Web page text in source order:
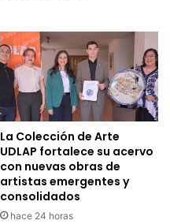
La Colección de Arte
UDLAP fortalece su acervo
con nuevas obras de
artistas emergentes y
consolidados
hace 24 horas